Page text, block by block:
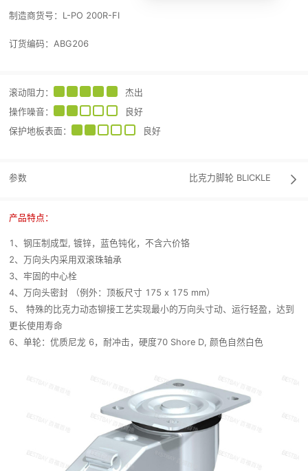
制造商货号： L-PO 200R-FI
订货编码： ABG206
滚动阻力 ：
杰出
操作噪音 ：
良好
保护地板表面 ： 良好
参数 比克力脚轮 BLICKLE 
产品特点：
1、钢压制成型, 镀锌，蓝色钝化，不含六价铬
2、万向头内采用双滚珠轴承
3、牢固的中心栓
4、万向头密封 （例外：顶板尺寸 175 x 175 mm）
5、 特殊的比克力动态铆接工艺实现最小的万向头寸动、运行轻盈，达到
更长使用寿命
6、单轮：优质尼龙 6，耐冲击，硬度70 Shore D, 颜色自然白色